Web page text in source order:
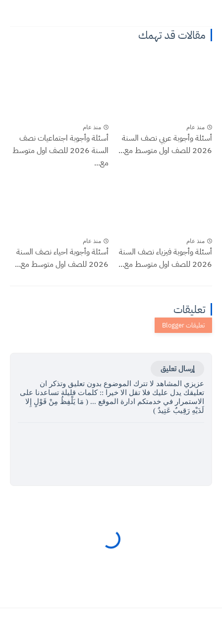
مقالات قد تهمك
منذ عام
أسئلة وأجوبة عربي نصف السنة
2026 للصف اول متوسط مع...
منذ عام
أسئلة وأجوبة اجتماعيات نصف
السنة 2026 للصف اول متوسط
مع...
منذ عام
أسئلة وأجوبة فيزياء نصف السنة
2026 للصف اول متوسط مع...
منذ عام
أسئلة وأجوبة احياء نصف السنة
2026 للصف اول متوسط مع...
تعليقات
إرسال تعليق
عزيزي المشاهد لا تترك الموضوع بدون تعليق وتذكر ان
تعليقك يدل عليك فلا تقل الا خيرا :: كلمات قليلة تساعدنا على
الاستمرار في خدمتكم ادارة الموقع ... ( مَا يَلْفِظُ مِنْ قَوْلٍ إِلا
لَدَيْهِ رَقِيبٌ عَتِيدٌ )